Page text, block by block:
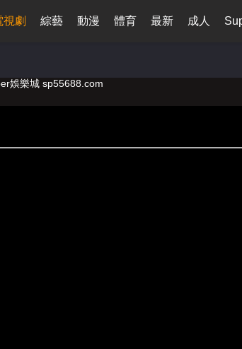
視劇 綜藝 動漫 體育 最新 成人
娛樂城 sp55688.com